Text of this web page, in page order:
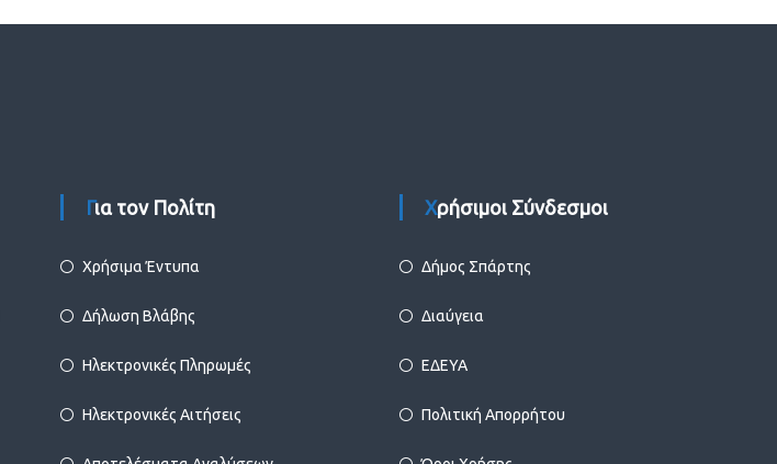
Για τον Πολίτη
Χρήσιμα Έντυπα
Δήλωση Βλάβης
Ηλεκτρονικές Πληρωμές
Ηλεκτρονικές Αιτήσεις
Χρήσιμοι Σύνδεσμοι
Δήμος Σπάρτης
Διαύγεια
ΕΔΕΥΑ
Πολιτική Απορρήτου